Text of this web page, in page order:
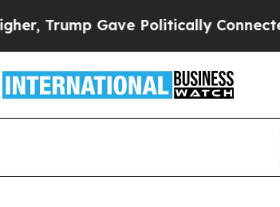
Gave Politically Connected oil